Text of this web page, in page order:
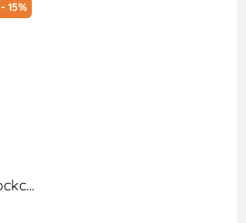
- 15%
The Truth Machine Blockchain Và Tương Lai Của Tiền Tệ